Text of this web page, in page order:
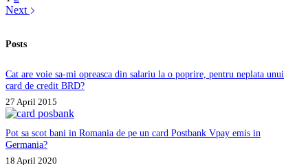
Next
Posts
Cat are voie sa-mi opreasca din salariu la o poprire, pentru neplata unui
card de credit BRD?
27 April 2015
Pot sa scot bani in Romania de pe un card Postbank Vpay emis in
Germania?
18 April 2020